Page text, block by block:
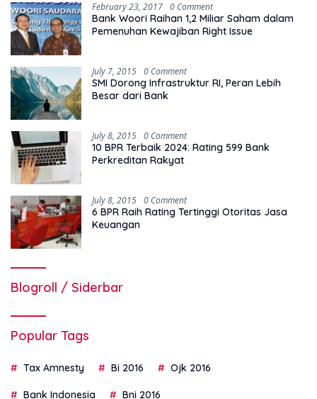
February 23, 2017 0 Comment
Bank Woori Raihan 1,2 Miliar Saham dalam
Pemenuhan Kewajiban Right Issue
July 7, 2015 0 Comment
SMI Dorong Infrastruktur RI, Peran Lebih
Besar dari Bank
July 8, 2015 0 Comment
10 BPR Terbaik 2024: Rating 599 Bank
Perkreditan Rakyat
July 8, 2015 0 Comment
6 BPR Raih Rating Tertinggi Otoritas Jasa
Keuangan
Blogroll / Siderbar
Popular Tags
Tax Amnesty Bi 2016 Ojk 2016
Bank Indonesia Bni 2016